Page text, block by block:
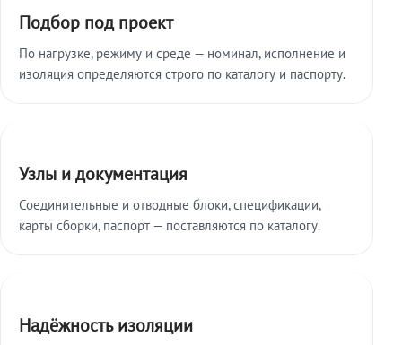
Подбор под проект
По нагрузке, режиму и среде — номинал, исполнение и
изоляция определяются строго по каталогу и паспорту.
Узлы и документация
Соединительные и отводные блоки, спецификации,
карты сборки, паспорт — поставляются по каталогу.
Надёжность изоляции